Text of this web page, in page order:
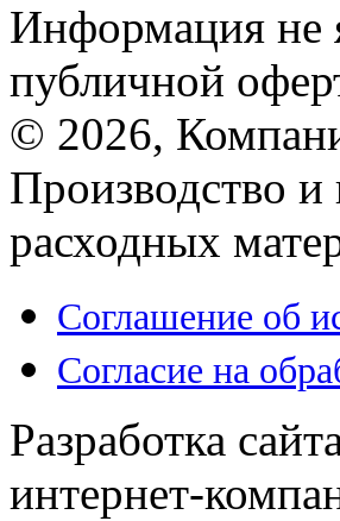
Информация не
публичной
© 2026,
Производство
расходных
Соглашение об
Согласие на
Разработка
интернет-